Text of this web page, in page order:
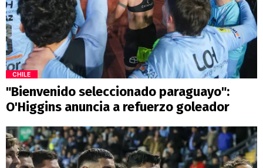
CHILE
"Bienvenido seleccionado paraguayo":
O'Higgins anuncia a refuerzo goleador